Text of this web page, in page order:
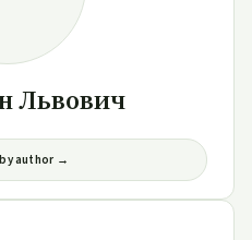
Львович
author →